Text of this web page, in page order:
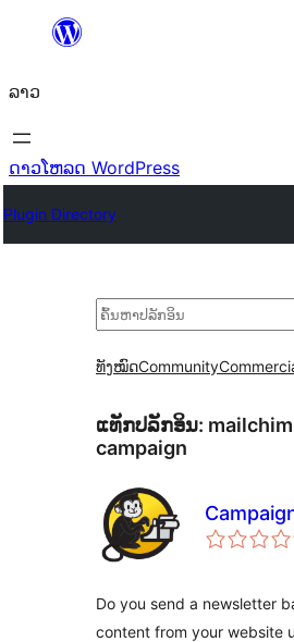
ທີ່
ເນື້ອຫາ
ລາວ
ດາວໂຫລດ WordPress
Plugin Directory
ຄົ້ນຫາ
ທັງໝົດCommunity
ແທັກປລັກອິນ:
campaign
Do you send a newsletter
content from your website